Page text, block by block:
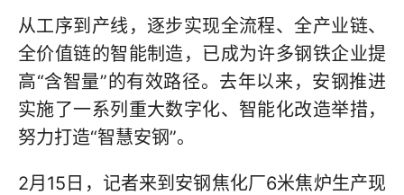
从工序到产线，逐步实现全流程、全产业链、
全价值链的智能制造，已成为许多钢铁企业提
高“含智量”的有效路径。去年以来，安钢推进
实施了一系列重大数字化、智能化改造举措，
努力打造“智慧安钢”。
2月15日，记者来到安钢焦化厂6米焦炉生产现